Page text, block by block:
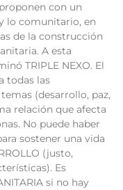
con un
lo comunitario, en
de la construcción
A esta
TRIPLE NEXO. El
todas las
(desarrollo, paz,
relación que afecta
No puede haber
sostener una vida
(justo,
Es
si no hay